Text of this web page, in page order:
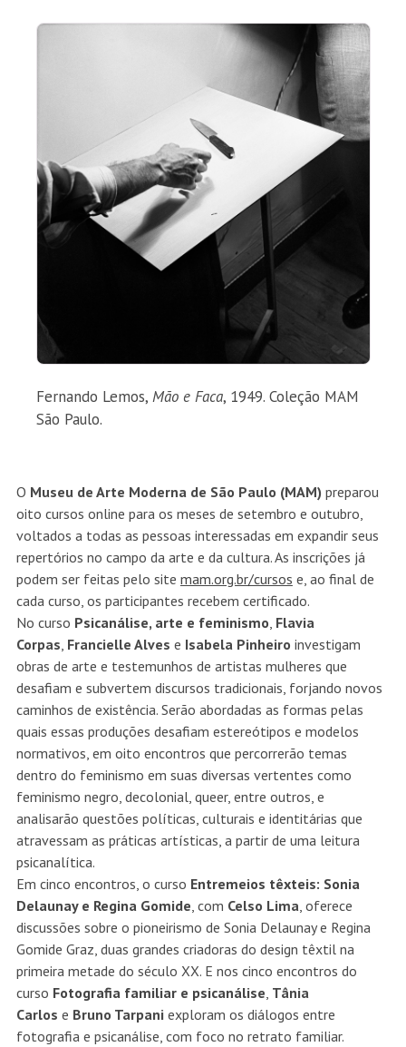
Fernando Lemos, Mão e Faca, 1949. Coleção MAM
São Paulo.
O Museu de Arte Moderna de São Paulo (MAM) preparou
oito cursos online para os meses de setembro e outubro,
voltados a todas as pessoas interessadas em expandir seus
repertórios no campo da arte e da cultura. As inscrições já
podem ser feitas pelo site mam.org.br/cursos e, ao final de
cada curso, os participantes recebem certificado.
No curso Psicanálise, arte e feminismo, Flavia
Corpas, Francielle Alves e Isabela Pinheiro investigam
obras de arte e testemunhos de artistas mulheres que
desafiam e subvertem discursos tradicionais, forjando novos
caminhos de existência. Serão abordadas as formas pelas
quais essas produções desafiam estereótipos e modelos
normativos, em oito encontros que percorrerão temas
dentro do feminismo em suas diversas vertentes como
feminismo negro, decolonial, queer, entre outros, e
analisarão questões políticas, culturais e identitárias que
atravessam as práticas artísticas, a partir de uma leitura
psicanalítica.
Em cinco encontros, o curso Entremeios têxteis: Sonia
Delaunay e Regina Gomide, com Celso Lima, oferece
discussões sobre o pioneirismo de Sonia Delaunay e Regina
Gomide Graz, duas grandes criadoras do design têxtil na
primeira metade do século XX. E nos cinco encontros do
curso Fotografia familiar e psicanálise, Tânia
Carlos e Bruno Tarpaniexploram os diálogos entre
fotografia e psicanálise, com foco no retrato familiar.